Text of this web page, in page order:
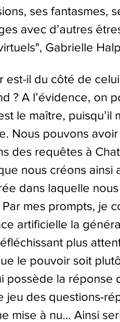
ses fantasmes,
avec d’autres
", Gabrielle
est-il du côté de
? A l’évidence, on
le maître,
Nous pouvons
des requêtes à
nous créons ainsi
dans laquelle
mes prompts, je
artificielle la
plus
le pouvoir soit
possède la réponse
jeu des questions-
mise à nu… Ainsi